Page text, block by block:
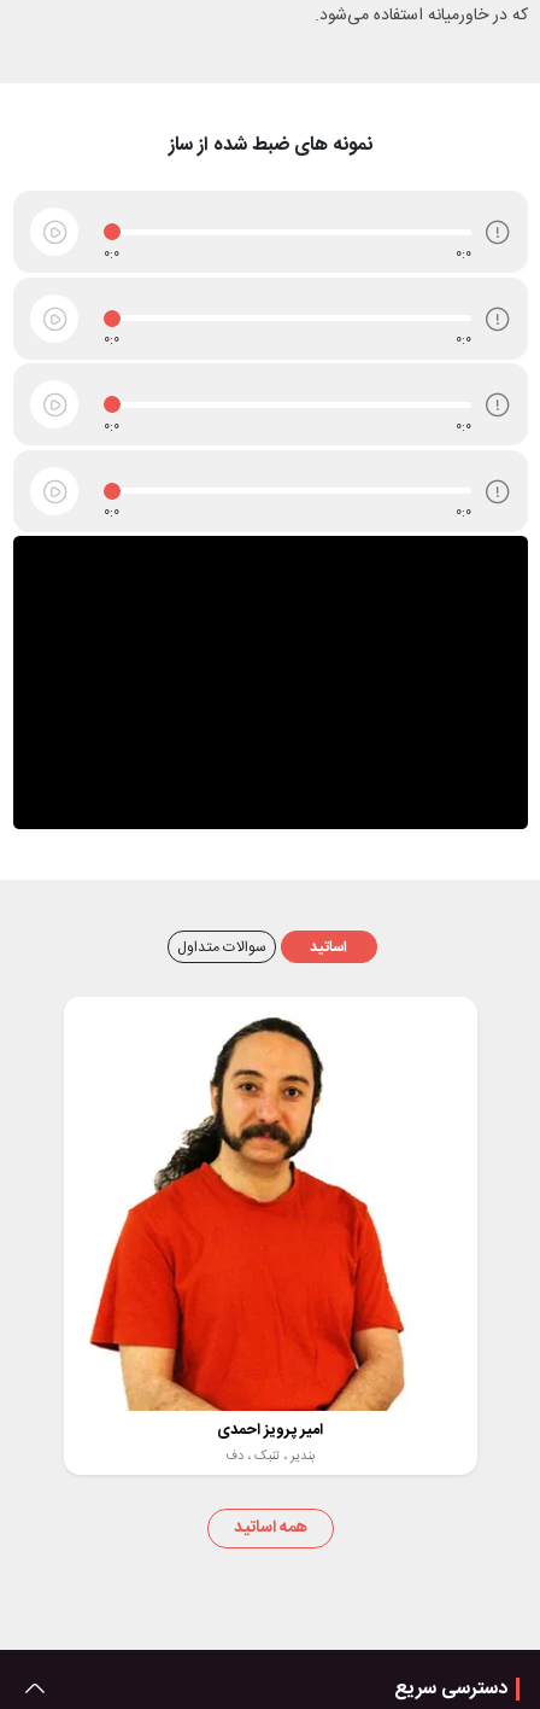
که در خاورمیانه استفاده می‌شود.
نمونه های ضبط شده از ساز
0:0 0:0
0:0 0:0
0:0 0:0
0:0 0:0
اساتید سوالات متداول
امیر پرویز احمدی
بندیر ، تنبک ، دف
همه اساتید
دسترسی سریع